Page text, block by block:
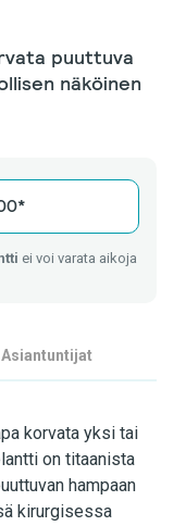
puuttuva
näköinen
ei voi varata aikoja
Asiantuntijat
korvata yksi tai
on titaanista
hampaan
kirurgisessa